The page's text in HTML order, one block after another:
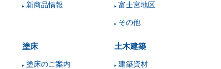
新商品情報 富士宮地区
その他
塗床
塗床のご案内
土木建築
建築資材